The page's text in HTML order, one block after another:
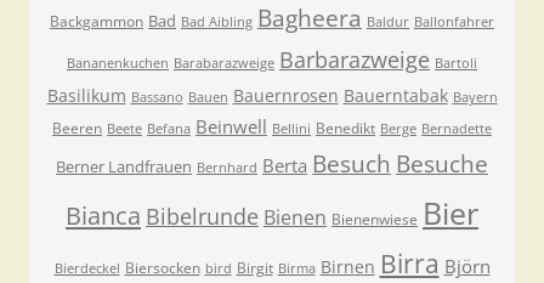
Backgammon Bad Bad Aibling Bagheera Baldur Ballonfahrer
Bananenkuchen Barabarazweige Barbarazweige Bartoli
Basilikum Bassano Bauen Bauernrosen Bauerntabak Bayern
Beeren Beete Befana Beinwell Bellini Benedikt Berge Bernadette
Berner Landfrauen Bernhard Berta Besuch Besuche
Bianca Bibelrunde Bienen Bienenwiese Bier
Bierdeckel Biersocken bird Birgit Birma Birnen Birra Björn